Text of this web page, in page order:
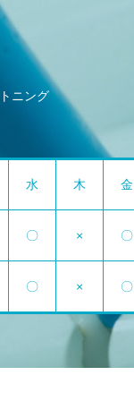
ニング
水 木 金
〇 × 〇
〇 × 〇